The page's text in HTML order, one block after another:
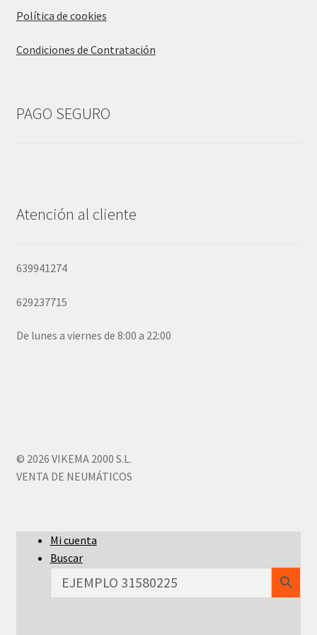
Política de cookies
Condiciones de Contratación
PAGO SEGURO
Atención al cliente
639941274
629237715
De lunes a viernes de 8:00 a 22:00
© 2026 VIKEMA 2000 S.L.
VENTA DE NEUMÁTICOS
Mi cuenta
Buscar